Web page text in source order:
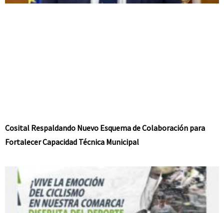
Cosital Respaldando Nuevo Esquema de Colaboración para
Fortalecer Capacidad Técnica Municipal